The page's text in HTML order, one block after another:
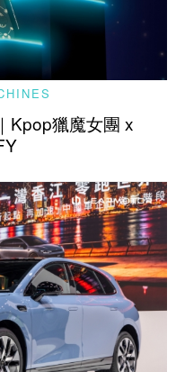
Kpop獵魔女團 x